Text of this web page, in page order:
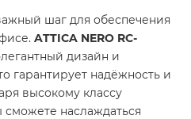
шаг для обеспечения
ATTICA NERO RC-
дизайн и
гарантирует надёжность и
высокому классу
наслаждаться